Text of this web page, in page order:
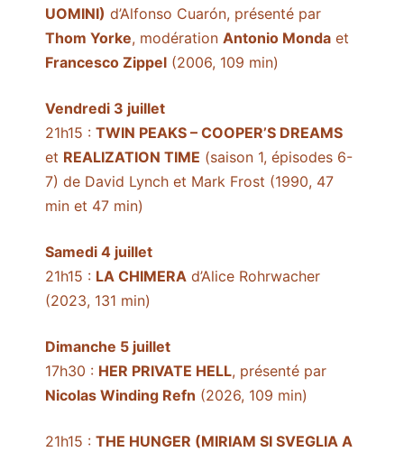
UOMINI) d’Alfonso Cuarón, présenté par
Thom Yorke, modération Antonio Monda et
Francesco Zippel (2006, 109 min)
Vendredi 3 juillet
21h15 : TWIN PEAKS – COOPER’S DREAMS
et REALIZATION TIME (saison 1, épisodes 6-
7) de David Lynch et Mark Frost (1990, 47
min et 47 min)
Samedi 4 juillet
21h15 : LA CHIMERA d’Alice Rohrwacher
(2023, 131 min)
Dimanche 5 juillet
17h30 : HER PRIVATE HELL, présenté par
Nicolas Winding Refn (2026, 109 min)
21h15 : THE HUNGER (MIRIAM SI SVEGLIA A